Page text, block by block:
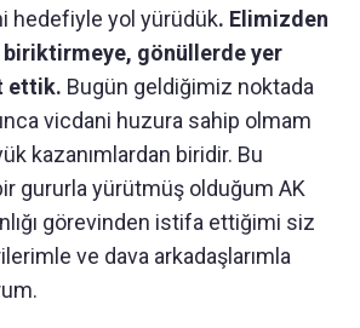
hedefiyle yol yürüdük. Elimizden
gönüllerde yer
ettik. Bugün geldiğimiz noktada
vicdani huzura sahip olmam
kazanımlardan biridir. Bu
gururla yürütmüş olduğum AK
görevinden istifa ettiğimi siz
ve dava arkadaşlarımla